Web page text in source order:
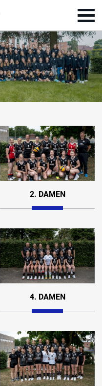
2. DAMEN
4. DAMEN